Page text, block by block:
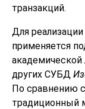
транзакций.
Для
применяется
академической
других СУБД
По сравнению
традиционный